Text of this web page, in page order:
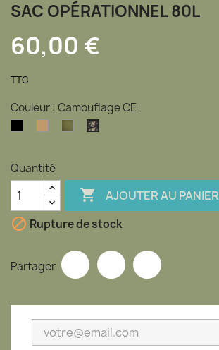
SAC OPÉRATIONNEL 80L
60,00 €
TTC
Couleur : Camouflage CE
Kaki Camouflage
Quantité
 AJOUTER AU PANIER
 Rupture de stock
Partager